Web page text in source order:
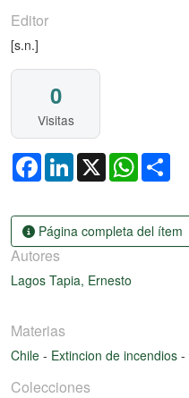
Editor
[s.n.]
0
Visitas
FacebookLinkedIn
X WhatsApp
Página completa del ítem
Autores
Lagos Tapia, Ernesto
Materias
Chile - Extincion de incendios -
Colecciones